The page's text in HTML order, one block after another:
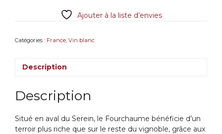
2023
Brocard
Ajouter à la liste d’envies
Catégories : France, Vin blanc
Description
Description
Situé en aval du Serein, le Fourchaume bénéficie d’un
terroir plus riche que sur le reste du vignoble, grâce aux